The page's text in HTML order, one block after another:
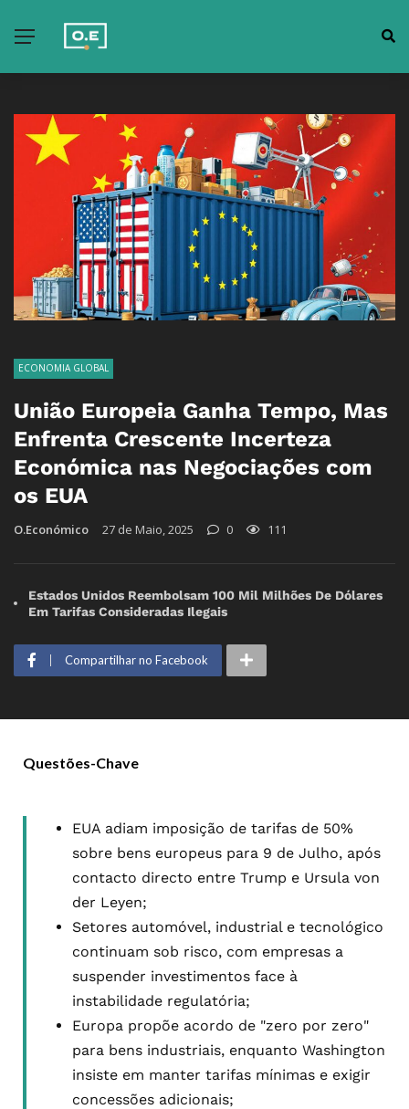
ECONOMIA GLOBAL
União Europeia Ganha Tempo, Mas
Enfrenta Crescente Incerteza
Económica nas Negociações com
os EUA
O.Económico 27 de Maio, 2025 0 111
Estados Unidos Reembolsam 100 Mil Milhões De Dólares
Em Tarifas Consideradas Ilegais
Compartilhar no Facebook
Questões-Chave
EUA adiam imposição de tarifas de 50%
sobre bens europeus para 9 de Julho, após
contacto directo entre Trump e Ursula von
der Leyen;
Setores automóvel, industrial e tecnológico
continuam sob risco, com empresas a
suspender investimentos face à
instabilidade regulatória;
Europa propõe acordo de "zero por zero"
para bens industriais, enquanto Washington
insiste em manter tarifas mínimas e exigir
concessões adicionais;